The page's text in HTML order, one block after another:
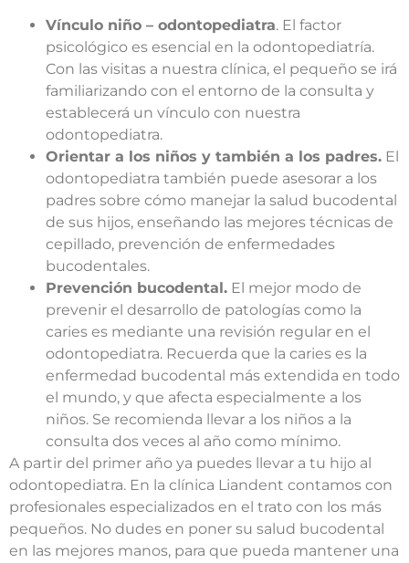
Vínculo niño – odontopediatra. El factor
psicológico es esencial en la odontopediatría.
Con las visitas a nuestra clínica, el pequeño se irá
familiarizando con el entorno de la consulta y
establecerá un vínculo con nuestra
odontopediatra.
Orientar a los niños y también a los padres. El
odontopediatra también puede asesorar a los
padres sobre cómo manejar la salud bucodental
de sus hijos, enseñando las mejores técnicas de
cepillado, prevención de enfermedades
bucodentales.
Prevención bucodental. El mejor modo de
prevenir el desarrollo de patologías como la
caries es mediante una revisión regular en el
odontopediatra. Recuerda que la caries es la
enfermedad bucodental más extendida en todo
el mundo, y que afecta especialmente a los
niños. Se recomienda llevar a los niños a la
consulta dos veces al año como mínimo.
A partir del primer año ya puedes llevar a tu hijo al
odontopediatra. En la clínica Liandent contamos con
profesionales especializados en el trato con los más
pequeños. No dudes en poner su salud bucodental
en las mejores manos, para que pueda mantener una